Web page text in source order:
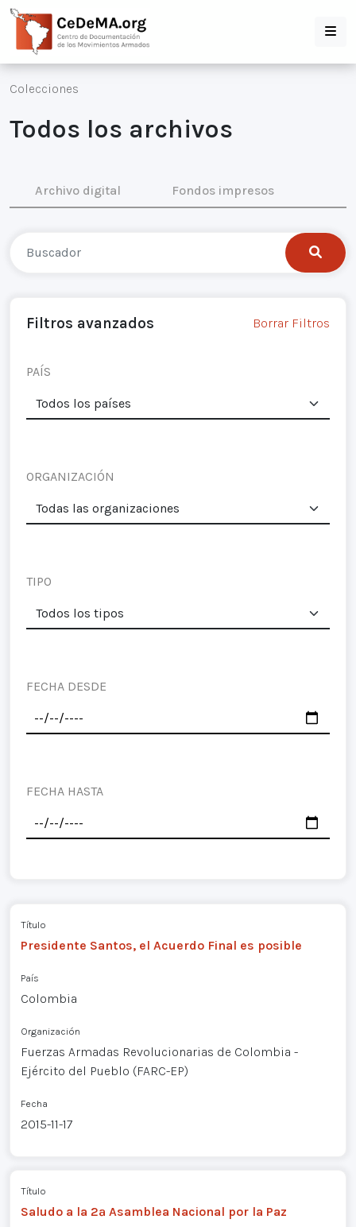
Colecciones
Todos los archivos
Archivo digital Fondos impresos
Filtros avanzados Borrar Filtros
PAÍS
ORGANIZACIÓN
TIPO
FECHA DESDE
FECHA HASTA
Título
Presidente Santos, el Acuerdo Final es posible
País
Colombia
Organización
Fuerzas Armadas Revolucionarias de Colombia -
Ejército del Pueblo (FARC-EP)
Fecha
2015-11-17
Título
Saludo a la 2ª Asamblea Nacional por la Paz